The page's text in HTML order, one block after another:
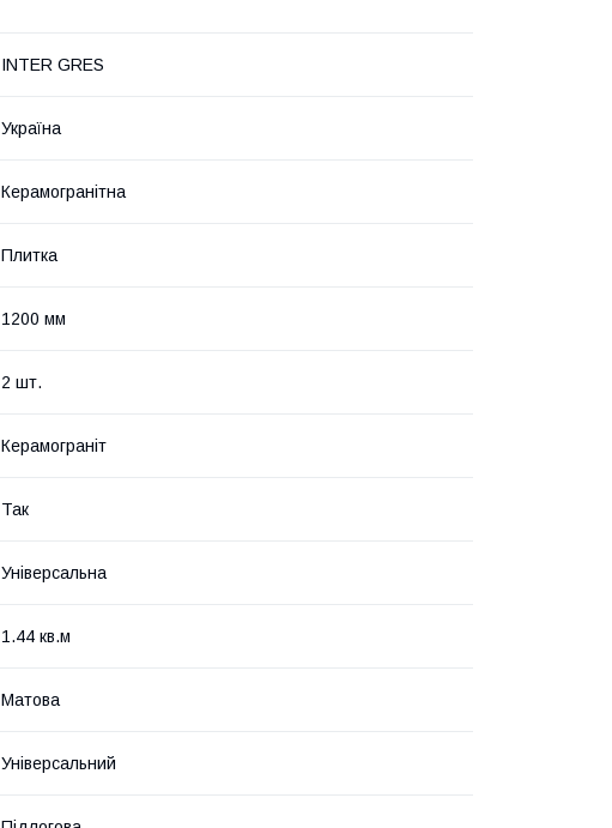
INTER GRES
Україна
Керамогранітна
Плитка
1200 мм
2 шт.
Керамограніт
Так
Універсальна
1.44 кв.м
Матова
Універсальний